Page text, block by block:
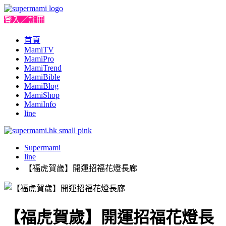
登入／註冊
首頁
MamiTV
MamiPro
MamiTrend
MamiBible
MamiBlog
MamiShop
MamiInfo
line
Supermami
line
【福虎賀歲】開運招福花燈長廊
【福虎賀歲】開運招福花燈長